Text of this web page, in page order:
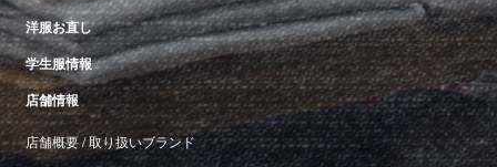
洋服お直し
学生服情報
店舗情報
店舗概要/取り扱いブランド